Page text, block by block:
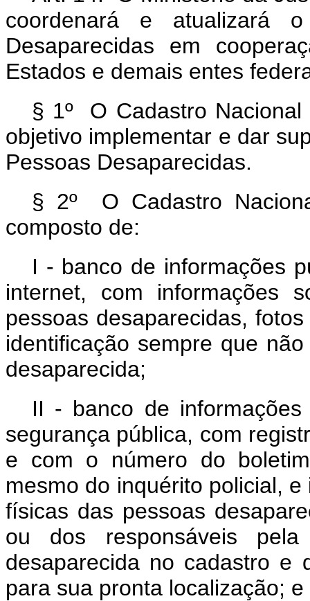
coordenará e atualizará
Desaparecidas em
Estados e demais entes
§ 1º O Cadastro
objetivo implementar e dar
Pessoas Desaparecidas.
§ 2º O Cadastro
composto de:
I - banco de informações
internet, com informações
pessoas desaparecidas,
identificação sempre que
desaparecida;
II - banco de
segurança pública, com
e com o número do
mesmo do inquérito policial,
físicas das pessoas
ou dos responsáveis
desaparecida no cadastro e
para sua pronta localização; e